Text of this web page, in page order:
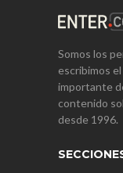
Somos los
escribimos
importante
contenido
desde 1996.